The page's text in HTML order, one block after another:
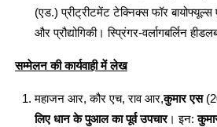
(एड.) प्रीट्रीटमेंट टेक्निक्स फॉर बायोफ्यूल्स
और प्रौद्योगिकी। स्प्रिंगर-वर्लागबर्लिन
सम्मेलन की कार्यवाही में लेख
महाजन आर, कौर एच, राव आर,कुमार एस
लिए धान के पुआल का पूर्व उपचार। इन: